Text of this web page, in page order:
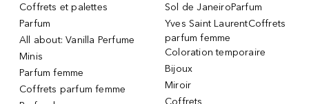
Coffrets et palettes
Parfum
All about: Vanilla Perfume
Minis
Parfum femme
Coffrets parfum femme
Sol de JaneiroParfum
Yves Saint LaurentCoffrets
parfum femme
Coloration temporaire
Bijoux
Miroir
Coffrets